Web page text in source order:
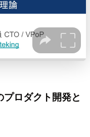
ロダクト開発と